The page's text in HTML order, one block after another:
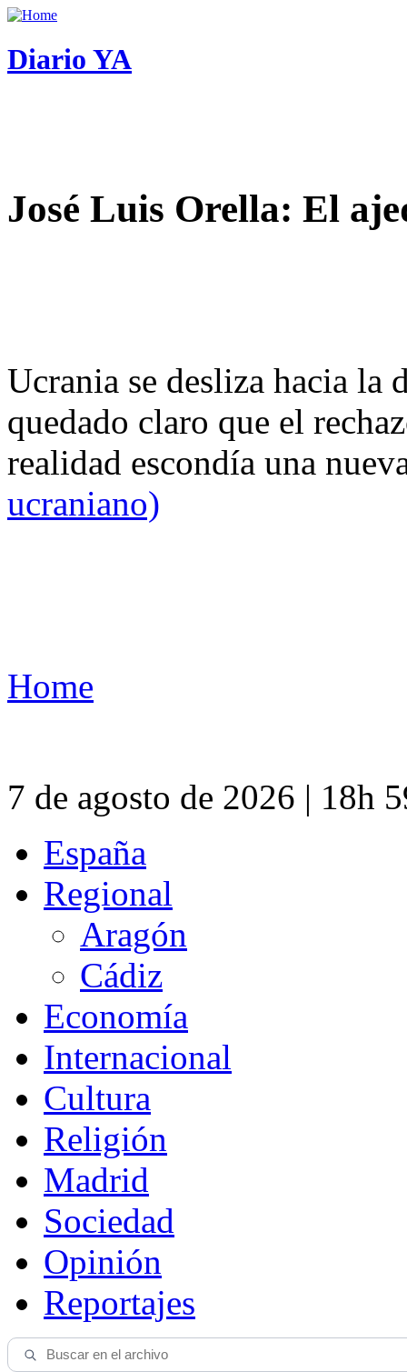
Diario YA
José Luis Orella: El
Ucrania se desliza hacia
quedado claro que el
realidad escondía una
ucraniano)
Home
7 de agosto de 2026 | 18h
España
Regional
Aragón
Cádiz
Economía
Internacional
Cultura
Religión
Madrid
Sociedad
Opinión
Reportajes